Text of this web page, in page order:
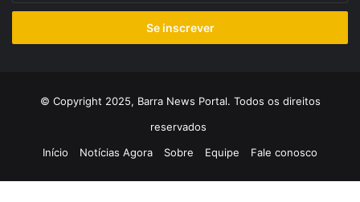
seu
de
© Copyright 2025, Barra News Portal. Todos os direitos
reservados
Início
Notícias Agora Sobre Equipe Fale conosco